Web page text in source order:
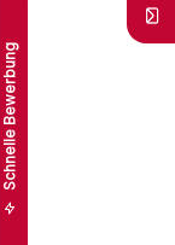
Schnelle Bewerbung